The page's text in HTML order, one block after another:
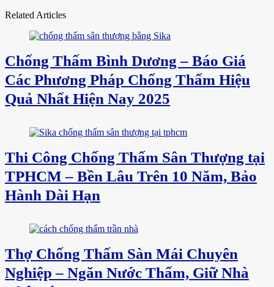
Related Articles
Chống Thấm Bình Dương – Báo Giá
Các Phương Pháp Chống Thấm Hiệu
Quả Nhất Hiện Nay 2025
Thi Công Chống Thấm Sân Thượng tại
TPHCM – Bền Lâu Trên 10 Năm, Bảo
Hành Dài Hạn
Thợ Chống Thấm Sàn Mái Chuyên
Nghiệp – Ngăn Nước Thấm, Giữ Nhà